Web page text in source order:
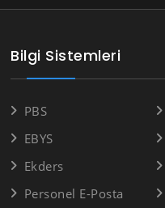
Bilgi Sistemleri
PBS
EBYS
Ekders
Personel E-Posta